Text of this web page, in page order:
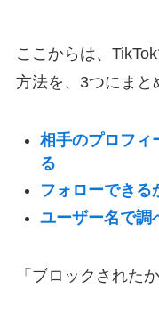
ここからは、
方法を、3つにまと
相手のプロフィ
る
フォローできる
ユーザー名で調
「ブロックされた